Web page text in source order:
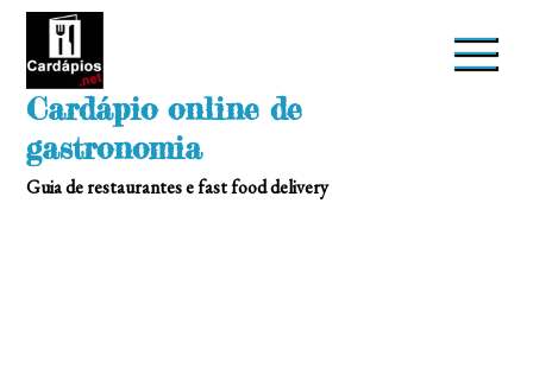
Skip
Cardápio online de
gastronomia
Guia de restaurantes e fast food delivery